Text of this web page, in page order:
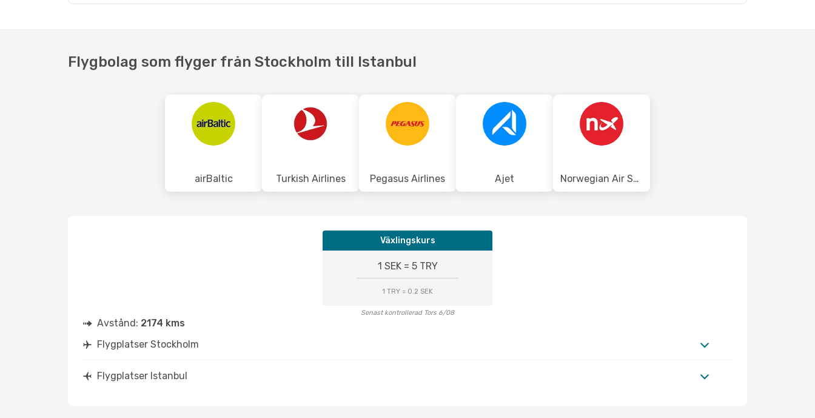
Flygbolag som flyger från Stockholm till Istanbul
airBaltic Turkish Airlines Pegasus Airlines Ajet Norwegian Air Shuttle
Växlingskurs
1 SEK = 5 TRY
1 TRY = 0.2 SEK
Senast kontrollerad Tors 6/08
Avstånd: 2174 kms
Flygplatser Stockholm
Flygplatser Istanbul